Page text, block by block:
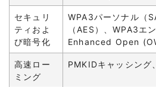
セキュリ
ティおよ
び暗号化
WPA3パーソナル（
（AES）、WPA3エ
Enhanced Open
高速ロー
ミング
PMKIDキャッシン